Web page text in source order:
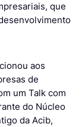
que
aos
de
um Talk com
do Núcleo
da Acib,